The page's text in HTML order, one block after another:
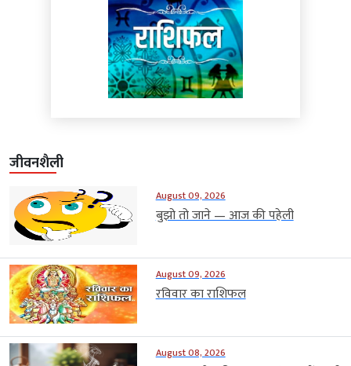
जीवनशैली
August 09, 2026
बुझो तो जाने — आज की पहेली
August 09, 2026
रविवार का राशिफल
August 08, 2026